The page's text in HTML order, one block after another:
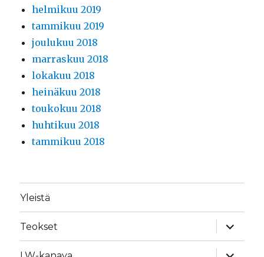
helmikuu 2019
tammikuu 2019
joulukuu 2018
marraskuu 2018
lokakuu 2018
heinäkuu 2018
toukokuu 2018
huhtikuu 2018
tammikuu 2018
Yleistä
Teokset
näytä
näytä